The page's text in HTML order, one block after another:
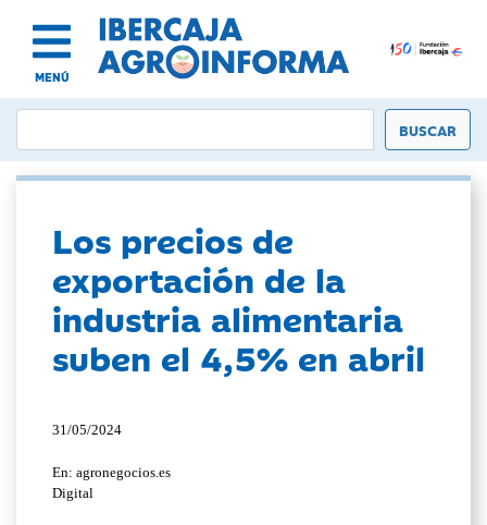
MENÚ
Los precios de
exportación de la
industria alimentaria
suben el 4,5% en abril
31/05/2024
En: agronegocios.es
Digital